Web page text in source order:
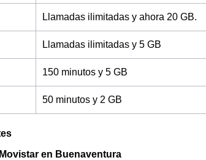
Llamadas ilimitadas y ahora 20 GB.
Llamadas ilimitadas y 5 GB
150 minutos y 5 GB
50 minutos y 2 GB
en Buenaventura